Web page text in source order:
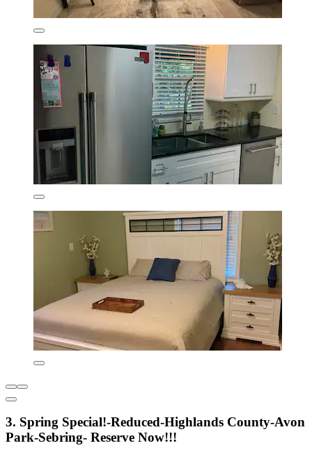
3. Spring Special!-Reduced-Highlands County-Avon
Park-Sebring- Reserve Now!!!